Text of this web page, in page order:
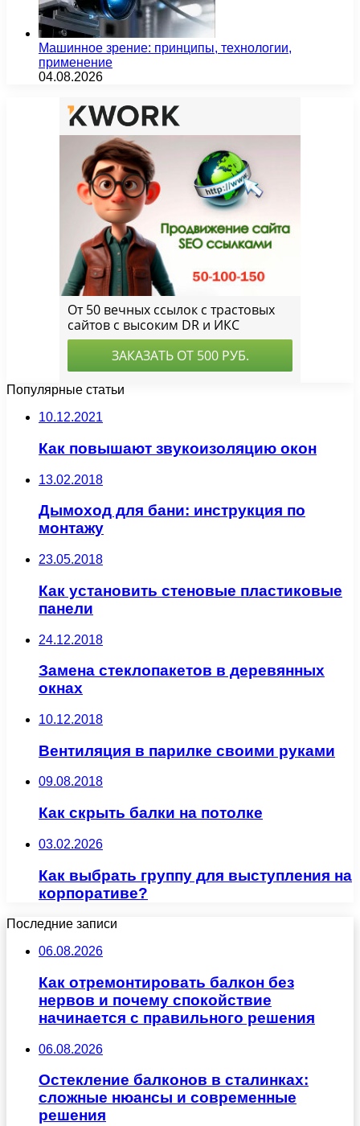
Машинное зрение: принципы, технологии,
применение
04.08.2026
Популярные статьи
10.12.2021
Как повышают звукоизоляцию окон
13.02.2018
Дымоход для бани: инструкция по
монтажу
23.05.2018
Как установить стеновые пластиковые
панели
24.12.2018
Замена стеклопакетов в деревянных
окнах
10.12.2018
Вентиляция в парилке своими руками
09.08.2018
Как скрыть балки на потолке
03.02.2026
Как выбрать группу для выступления на
корпоративе?
Последние записи
06.08.2026
Как отремонтировать балкон без
нервов и почему спокойствие
начинается с правильного решения
06.08.2026
Остекление балконов в сталинках:
сложные нюансы и современные
решения